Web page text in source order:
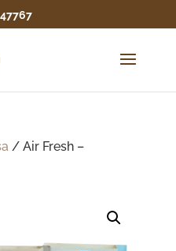
/ Air Fresh –